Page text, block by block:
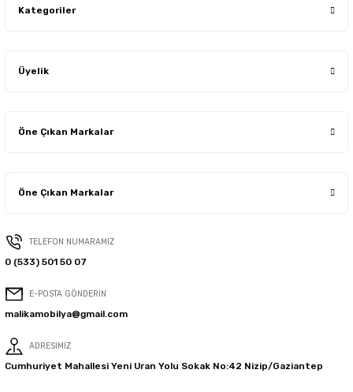
Kategoriler
Üyelik
Öne Çıkan Markalar
Öne Çıkan Markalar
TELEFON NUMARAMIZ
0 (533) 501 50 07
E-POSTA GÖNDERİN
malikamobilya@gmail.com
ADRESİMİZ
Cumhuriyet Mahallesi Yeni Uran Yolu Sokak No:42 Nizip/Gaziantep